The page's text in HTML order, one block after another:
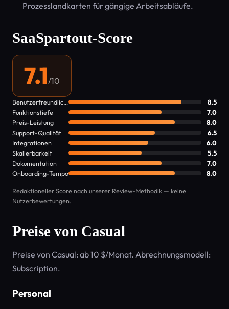
Prozesslandkarten für gängige Arbeitsabläufe.
SaaSpartout-Score
7.1/10
Benutzerfreundlichkeit
8.5
Funktionstiefe
7.0
Preis-Leistung
8.0
Support-Qualität
6.5
Integrationen
6.0
Skalierbarkeit
5.5
Dokumentation
7.0
Onboarding-Tempo
8.0
Redaktioneller Score nach unserer Review-Methodik — keine
Nutzerbewertungen.
Preise von Casual
Preise von Casual: ab 10 $/Monat. Abrechnungsmodell:
Subscription.
Personal